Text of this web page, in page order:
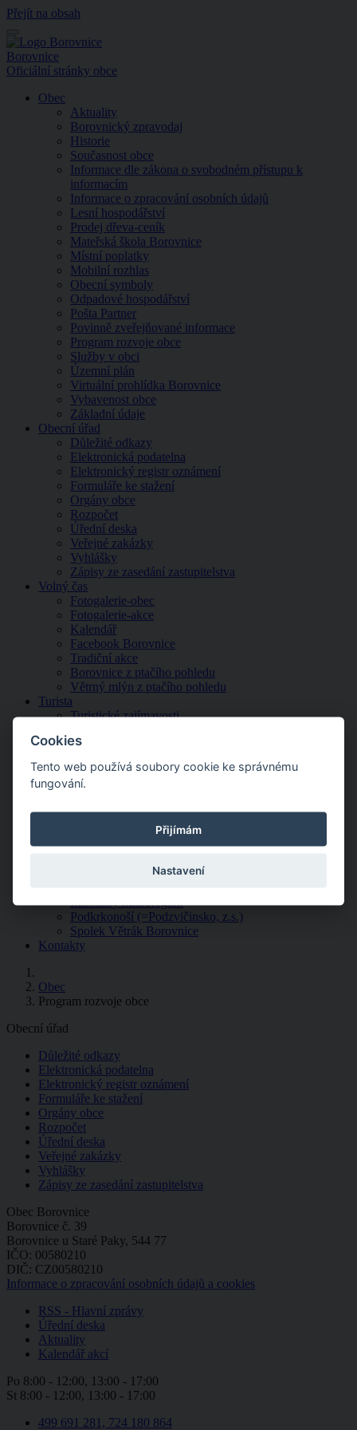
Přejít na obsah
Menu
Borovnice
Oficiální stránky obce
Obec
Aktuality
Borovnický zpravodaj
Historie
Současnost obce
Informace dle zákona o svobodném přístupu k
informacím
Informace o zpracování osobních údajů
Lesní hospodářství
Prodej dřeva-ceník
Mateřská škola Borovnice
Místní poplatky
Mobilní rozhlas
Obecní symboly
Odpadové hospodářství
Pošta Partner
Povinně zveřejňované informace
Program rozvoje obce
Služby v obci
Územní plán
Virtuální prohlídka Borovnice
Vybavenost obce
Základní údaje
Obecní úřad
Důležité odkazy
Elektronická podatelna
Elektronický registr oznámení
Formuláře ke stažení
Orgány obce
Rozpočet
Úřední deska
Veřejné zakázky
Vyhlášky
Zápisy ze zasedání zastupitelstva
Volný čas
Fotogalerie-obec
Fotogalerie-akce
Kalendář
Facebook Borovnice
Tradiční akce
Borovnice z ptačího pohledu
Větrný mlýn z ptačího pohledu
Turista
Turistické zajímavosti
Větrný mlýn
Malované mapy
Ubytování
Výlety po okolí
Spolky a region
Klub seniorů Borovnice
Lázeňský mikroregion
Podkrkonoší (=Podzvičinsko, z.s.)
Spolek Větrák Borovnice
Kontakty
Obec
Program rozvoje obce
Obecní úřad
Důležité odkazy
Elektronická podatelna
Elektronický registr oznámení
Formuláře ke stažení
Orgány obce
Rozpočet
Úřední deska
Veřejné zakázky
Vyhlášky
Zápisy ze zasedání zastupitelstva
Obec Borovnice
Borovnice č. 39
Borovnice u Staré Paky, 544 77
IČO: 00580210
DIČ: CZ00580210
Informace o zpracování osobních údajů a cookies
RSS - Hlavní zprávy
Úřední deska
Aktuality
Kalendář akcí
Po 8:00 - 12:00, 13:00 - 17:00
St 8:00 - 12:00, 13:00 - 17:00
499 691 281, 724 180 864
Cookies
Tento web používá soubory cookie ke správnému
fungování.
Přijímám
Nastavení